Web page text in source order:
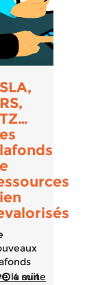
la suite
4 min